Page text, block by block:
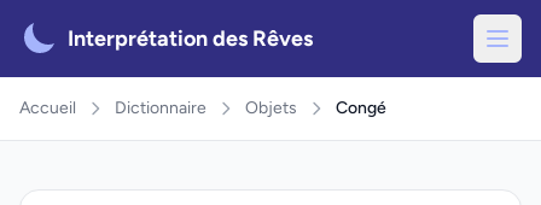
Interprétation des Rêves
Accueil Dictionnaire Objets Congé